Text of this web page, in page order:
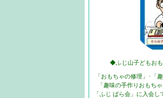
◆ふじ山子どもお
「おもちゃの修理」･「
「趣味の手作りおもち
「ふじ ばら会」に入会